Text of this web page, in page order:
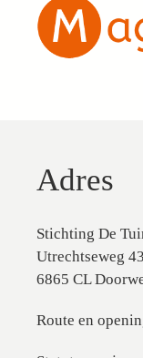
Adres
Stichting De
Utrechtseweg
6865 CL
Route en